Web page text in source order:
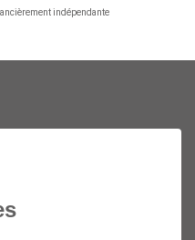
indépendante